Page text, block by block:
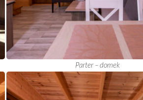
Parter – domek